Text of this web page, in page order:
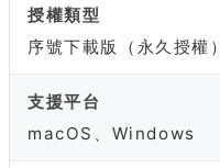
授權類型
序號下載版（永久授權）
支援平台
macOS、Windows